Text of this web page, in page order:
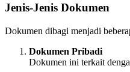
Jenis-Jenis Dokumen
Dokumen dibagi menjadi
Dokumen Pribadi
Dokumen ini terkait